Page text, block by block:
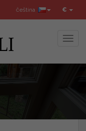
€
čeština